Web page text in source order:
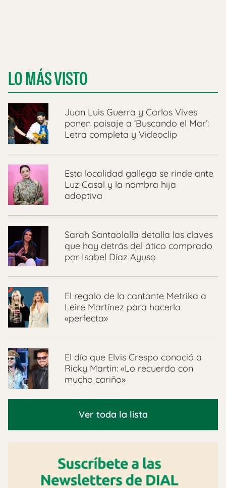
LO MÁS VISTO
Juan Luis Guerra y Carlos Vives
ponen paisaje a ‘Buscando el Mar’:
Letra completa y Videoclip
Esta localidad gallega se rinde ante
Luz Casal y la nombra hija
adoptiva
Sarah Santaolalla detalla las claves
que hay detrás del ático comprado
por Isabel Díaz Ayuso
El regalo de la cantante Metrika a
Leire Martínez para hacerla
«perfecta»
El día que Elvis Crespo conoció a
Ricky Martin: «Lo recuerdo con
mucho cariño»
Ver toda la lista